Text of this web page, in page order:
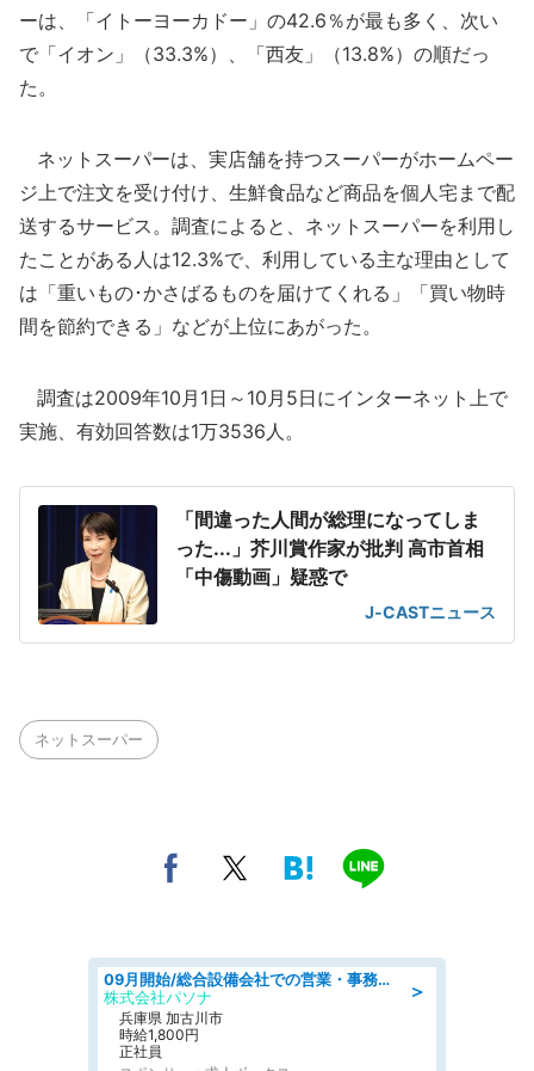
ーは、「イトーヨーカドー」の42.6％が最も多く、次い
で「イオン」（33.3%）、「西友」（13.8%）の順だっ
た。
ネットスーパーは、実店舗を持つスーパーがホームペー
ジ上で注文を受け付け、生鮮食品など商品を個人宅まで配
送するサービス。調査によると、ネットスーパーを利用し
たことがある人は12.3%で、利用している主な理由として
は「重いもの･かさばるものを届けてくれる」「買い物時
間を節約できる」などが上位にあがった。
調査は2009年10月1日～10月5日にインターネット上で
実施、有効回答数は1万3536人。
「間違った人間が総理になってしま
った...」芥川賞作家が批判 高市首相
「中傷動画」疑惑で
J-CASTニュース
ネットスーパー
＞
09月開始/総合設備会社での営業・事務のお仕事/車通勤可/賞与あり/営業/営業事務
株式会社パソナ
兵庫県 加古川市
時給1,800円
正社員